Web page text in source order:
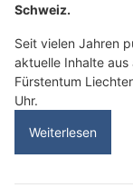
Schweiz.
Seit vielen Jahren
aktuelle Inhalte aus
Fürstentum
Uhr.
Weiterlesen